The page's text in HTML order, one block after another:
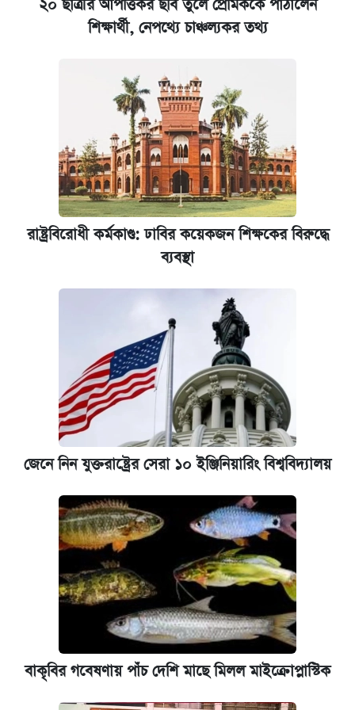
২০ ছাত্রীর আপত্তিকর ছবি তুলে প্রেমিককে পাঠালেন
শিক্ষার্থী, নেপথ্যে চাঞ্চল্যকর তথ্য
রাষ্ট্রবিরোধী কর্মকাণ্ড: ঢাবির কয়েকজন শিক্ষকের বিরুদ্ধে
ব্যবস্থা
জেনে নিন যুক্তরাষ্ট্রের সেরা ১০ ইঞ্জিনিয়ারিং বিশ্ববিদ্যালয়
বাকৃবির গবেষণায় পাঁচ দেশি মাছে মিলল মাইক্রোপ্লাস্টিক